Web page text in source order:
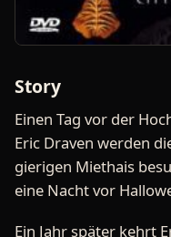
Story
Einen Tag vor der
Eric Draven werden
gierigen Miethais
eine Nacht vor
Ein Jahr später kehrt